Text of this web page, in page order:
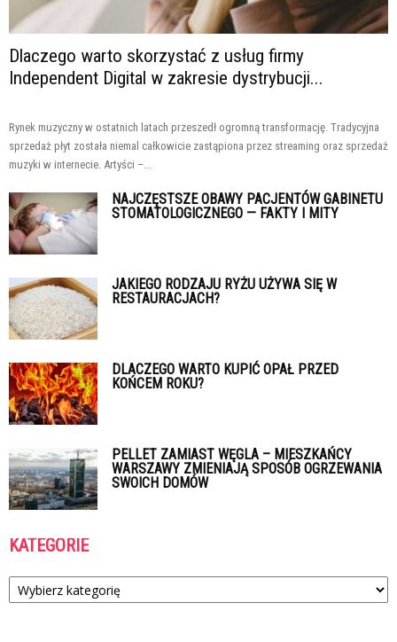
Dlaczego warto skorzystać z usług firmy
Independent Digital w zakresie dystrybucji...
Rynek muzyczny w ostatnich latach przeszedł ogromną transformację. Tradycyjna
sprzedaż płyt została niemal całkowicie zastąpiona przez streaming oraz sprzedaż
muzyki w internecie. Artyści –...
NAJCZĘSTSZE OBAWY PACJENTÓW GABINETU
STOMATOLOGICZNEGO — FAKTY I MITY
JAKIEGO RODZAJU RYŻU UŻYWA SIĘ W
RESTAURACJACH?
DLACZEGO WARTO KUPIĆ OPAŁ PRZED
KOŃCEM ROKU?
PELLET ZAMIAST WĘGLA – MIESZKAŃCY
WARSZAWY ZMIENIAJĄ SPOSÓB OGRZEWANIA
SWOICH DOMÓW
KATEGORIE
Kategorie